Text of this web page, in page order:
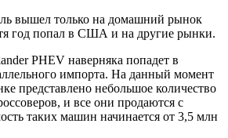
вышел только на домашний рынок
год попал в США и на другие рынки.
PHEV наверняка попадет в
импорта. На данный момент
представлено небольшое количество
и все они продаются с
таких машин начинается от 3,5 млн